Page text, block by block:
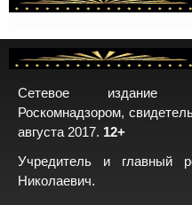
Сетевое издание
Роскомнадзором,
августа 2017. 12+
Учредитель и главный
Николаевич.